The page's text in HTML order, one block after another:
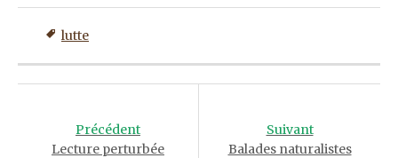
lutte
navigationPrécédent
Lecture perturbée
Suivant
Balades naturalistes